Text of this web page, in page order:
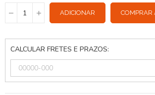
ADICIONAR COMPRAR
CALCULAR FRETES E PRAZOS: